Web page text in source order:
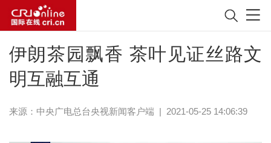
伊朗茶园飘香 茶叶见证丝路文
明互融互通
来源： 中央广电总台央视新闻客户端 | 2021-05-25 14:06:39